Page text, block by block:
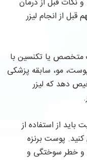
نکات قبل از درمان
از انجام لیزر
متخصص یا تکنسین با
مو، سابقه پزشکی
دهد که لیزر
باید از استفاده از
کنید. پوست برنزه
و خطر سوختگی و